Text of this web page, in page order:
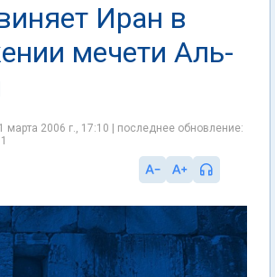
Иран в
мечети Аль-
марта 2006 г., 17:10 | последнее обновление: